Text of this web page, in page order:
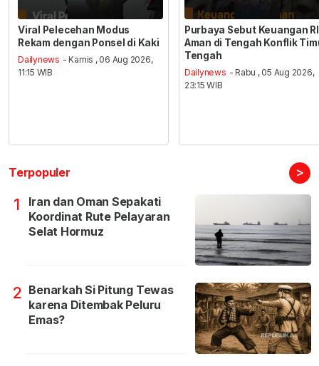
Viral Pelecehan Modus
Rekam dengan Ponsel di Kaki
Dailynews - Kamis , 06 Aug 2026,
11:15 WIB
Purbaya Sebut Keuangan RI
Aman di Tengah Konflik
Tengah
Dailynews - Rabu , 05 Aug 2026,
23:15 WIB
Terpopuler >
1
Iran dan Oman Sepakati
Koordinat Rute Pelayaran
Selat Hormuz
2 Benarkah Si Pitung Tewas
karena Ditembak Peluru
Emas?